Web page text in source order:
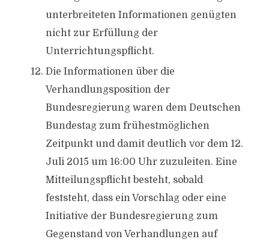
unterbreiteten Informationen genügten
nicht zur Erfüllung der
Unterrichtungspflicht.
Die Informationen über die
Verhandlungsposition der
Bundesregierung waren dem Deutschen
Bundestag zum frühestmöglichen
Zeitpunkt und damit deutlich vor dem 12.
Juli 2015 um 16:00 Uhr zuzuleiten. Eine
Mitteilungspflicht besteht, sobald
feststeht, dass ein Vorschlag oder eine
Initiative der Bundesregierung zum
Gegenstand von Verhandlungen auf